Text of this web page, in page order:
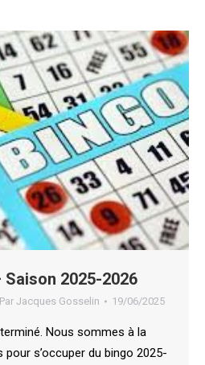
2025-2026
Par Jacques Gosselin 19/06/2025
Nous sommes à la
s’occuper du bingo 2025-